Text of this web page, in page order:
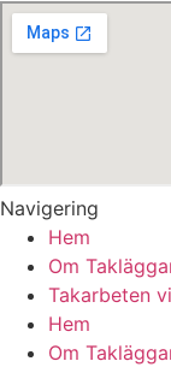
Navigering
Hem
Om
Takarbeten
Hem
Om